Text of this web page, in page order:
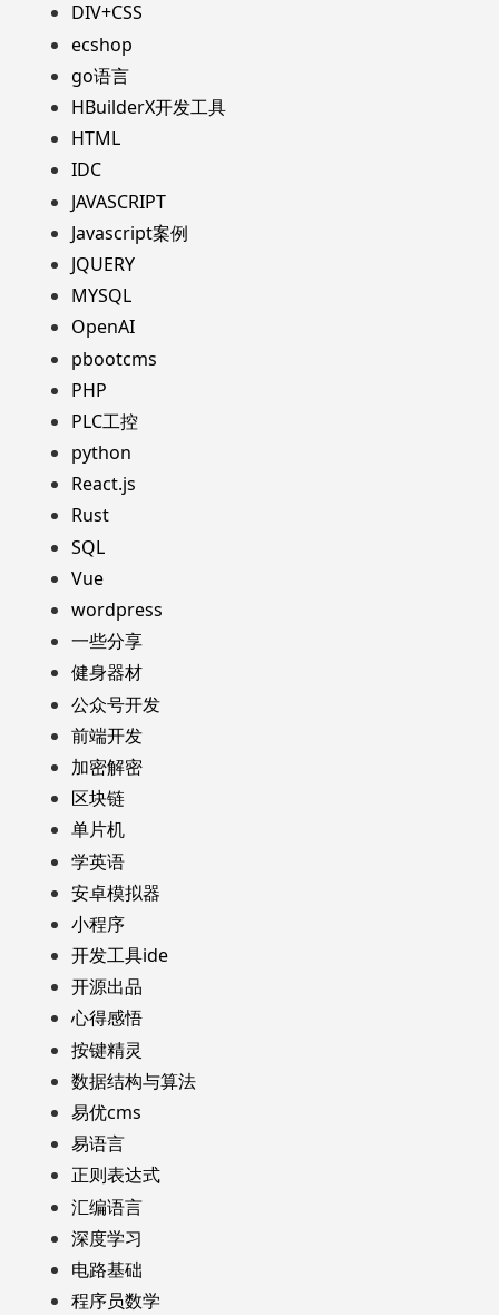
DIV+CSS
ecshop
go语言
HBuilderX开发工具
HTML
IDC
JAVASCRIPT
Javascript案例
JQUERY
MYSQL
OpenAI
pbootcms
PHP
PLC工控
python
React.js
Rust
SQL
Vue
wordpress
一些分享
健身器材
公众号开发
前端开发
加密解密
区块链
单片机
学英语
安卓模拟器
小程序
开发工具ide
开源出品
心得感悟
按键精灵
数据结构与算法
易优cms
易语言
正则表达式
汇编语言
深度学习
电路基础
程序员数学